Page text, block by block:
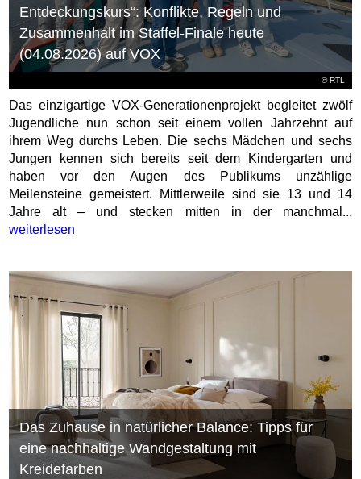
© RTL
Entdeckungskurs“: Konflikte, Regeln und
Zusammenhalt im Staffel-Finale heute
(04.08.2026) auf VOX
Das einzigartige VOX-Generationenprojekt begleitet zwölf
Jugendliche nun schon seit einem vollen Jahrzehnt auf
ihrem Weg durchs Leben. Die sechs Mädchen und sechs
Jungen kennen sich bereits seit dem Kindergarten und
haben vor den Augen des Publikums unzählige
Meilensteine gemeistert. Mittlerweile sind sie 13 und 14
Jahre alt – und stecken mitten in der manchmal...
weiterlesen
Das Zuhause in natürlicher Balance: Tipps für
eine nachhaltige Wandgestaltung mit
Kreidefarben